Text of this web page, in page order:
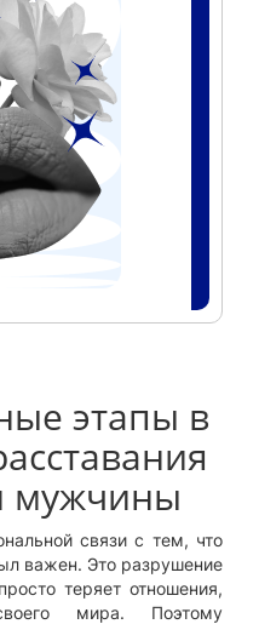
этапы в
связи с тем, что
важен. Это разрушение
теряет отношения,
мира. Поэтому